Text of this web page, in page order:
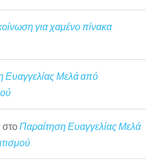
για χαμένο πίνακα
Ευαγγελίας Μελά από
στο Παραίτηση Ευαγγελίας Μελά